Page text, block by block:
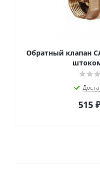
Обратный клапан
515₽